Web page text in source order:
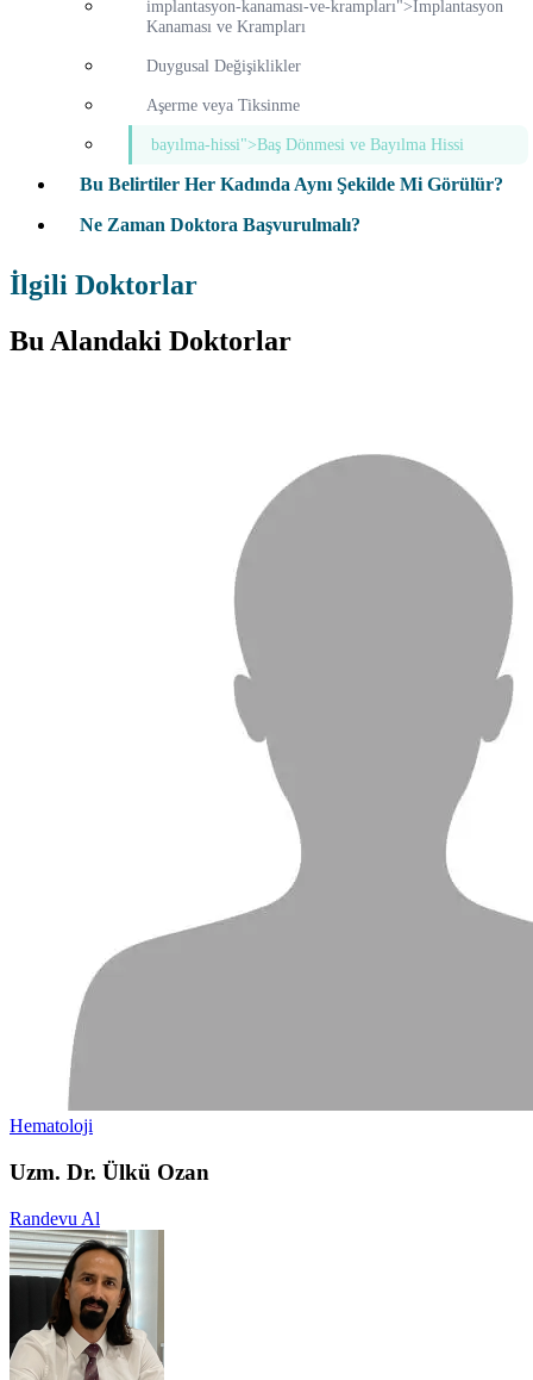
implantasyon-kanaması-ve-krampları">İmplantasyon
Kanaması ve Krampları
Duygusal Değişiklikler
Aşerme veya Tiksinme
bayılma-hissi">Baş Dönmesi ve Bayılma Hissi
Bu Belirtiler Her Kadında Aynı Şekilde Mi Görülür?
Ne Zaman Doktora Başvurulmalı?
İlgili Doktorlar
Bu Alandaki Doktorlar
Hematoloji
Uzm. Dr. Ülkü Ozan
Randevu Al